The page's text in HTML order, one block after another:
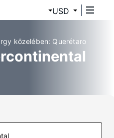
USD
közelében: Querétaro